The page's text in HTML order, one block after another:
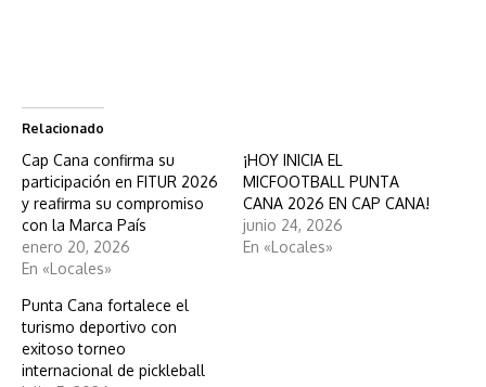
Relacionado
Cap Cana confirma su
participación en FITUR 2026
y reafirma su compromiso
con la Marca País
enero 20, 2026
En «Locales»
¡HOY INICIA EL
MICFOOTBALL PUNTA
CANA 2026 EN CAP CANA!
junio 24, 2026
En «Locales»
Punta Cana fortalece el
turismo deportivo con
exitoso torneo
internacional de pickleball